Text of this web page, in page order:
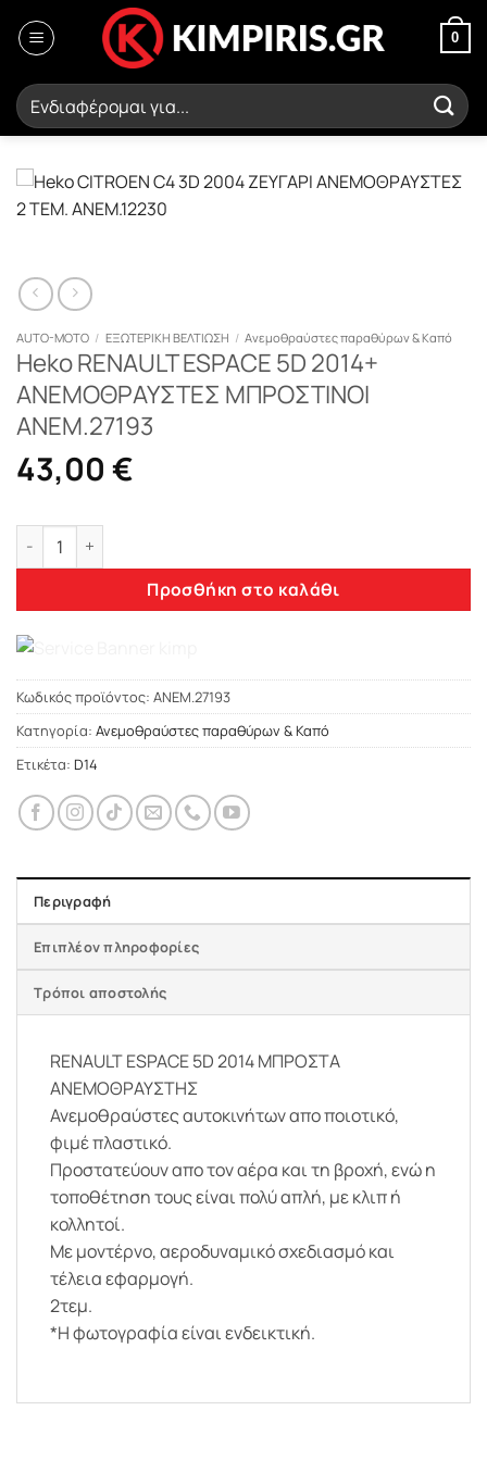
στο
0
Αναζήτηση
για:
AUTO-MOTO / ΕΞΩΤΕΡΙΚΗ ΒΕΛΤΙΩΣΗ / Ανεμοθραύστες παραθύρων & Καπό
Heko RENAULT ESPACE 5D 2014+
ΑΝΕΜΟΘΡΑΥΣΤΕΣ ΜΠΡΟΣΤΙΝΟΙ
ΑΝΕΜ.27193
43,00 €
Heko RENAULT ESPACE 5D 2014+ ΑΝΕΜΟΘΡΑΥΣΤΕΣ
Προσθήκη στο καλάθι
Κωδικός προϊόντος: ΑΝΕΜ.27193
Κατηγορία: Ανεμοθραύστες παραθύρων & Καπό
Ετικέτα: D14
Περιγραφή
Επιπλέον πληροφορίες
Τρόποι αποστολής
RENAULT ESPACE 5D 2014 ΜΠΡΟΣΤΑ
ΑΝΕΜΟΘΡΑΥΣΤΗΣ
Ανεμοθραύστες αυτοκινήτων απο ποιοτικό,
φιμέ πλαστικό.
Προστατεύουν απο τον αέρα και τη βροχή, ενώ η
τοποθέτηση τους είναι πολύ απλή, με κλιπ ή
κολλητοί.
Με μοντέρνο, αεροδυναμικό σχεδιασμό και
τέλεια εφαρμογή.
2τεμ.
*Η φωτογραφία είναι ενδεικτική.